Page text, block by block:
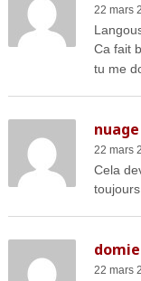
22 mars
Ca fait
tu me
22 mars
Cela
domie
22 mars